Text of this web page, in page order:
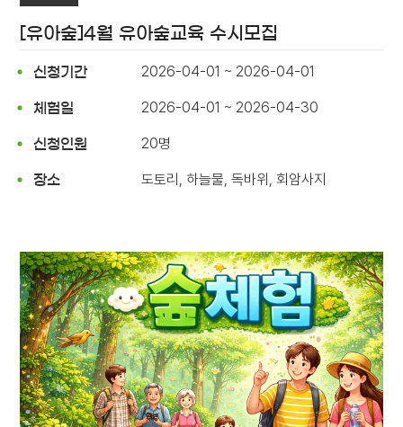
[유아숲]4월 유아숲교육 수시모집
신청기간 2026-04-01 ~ 2026-04-01
체험일 2026-04-01 ~ 2026-04-30
신청인원 20명
장소 도토리, 하늘물, 독바위, 회암사지